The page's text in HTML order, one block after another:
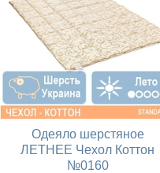
Одеяло шерстяное
ЛЕТНЕЕ Чехол Коттон
№0160